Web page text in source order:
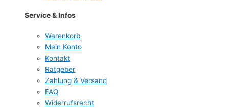
Service & Infos
Warenkorb
Mein Konto
Kontakt
Ratgeber
Zahlung & Versand
FAQ
Widerrufsrecht